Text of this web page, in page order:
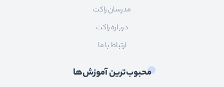
مدرسان راکت
درباره راکت
ارتباط با ما
محبوب‌ترین آموزش‌ها